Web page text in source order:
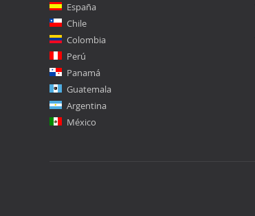
España
Chile
Colombia
Perú
Panamá
Guatemala
Argentina
México